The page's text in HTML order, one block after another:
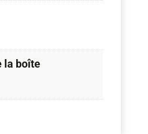
la boîte